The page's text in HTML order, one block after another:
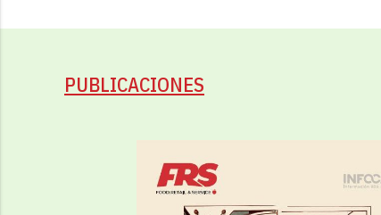
PUBLICACIONES